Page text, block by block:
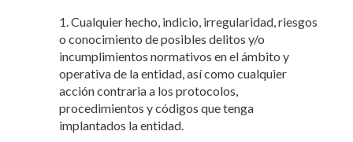
1. Cualquier hecho, indicio, irregularidad, riesgos
o conocimiento de posibles delitos y/o
incumplimientos normativos en el ámbito y
operativa de la entidad, así como cualquier
acción contraria a los protocolos,
procedimientos y códigos que tenga
implantados la entidad.